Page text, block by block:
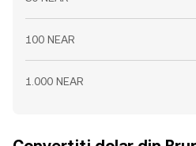
100 NEAR
1.000 NEAR